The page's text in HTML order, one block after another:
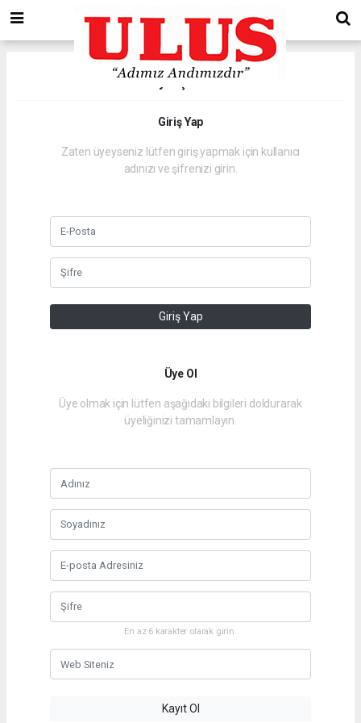
Üye İşlemi
Giriş Yap
Zaten üyeyseniz lütfen giriş yapmak için kullanıcı
adınızı ve şifrenizi girin.
Giriş Yap
Üye Ol
Üye olmak için lütfen aşağıdaki bilgileri doldurarak
üyeliğinizi tamamlayın.
En az 6 karakter olarak girin.
Kayıt Ol